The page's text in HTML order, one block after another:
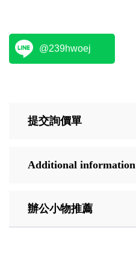
@239hwoej
提交詢價單
Additional information
辦公小物推薦